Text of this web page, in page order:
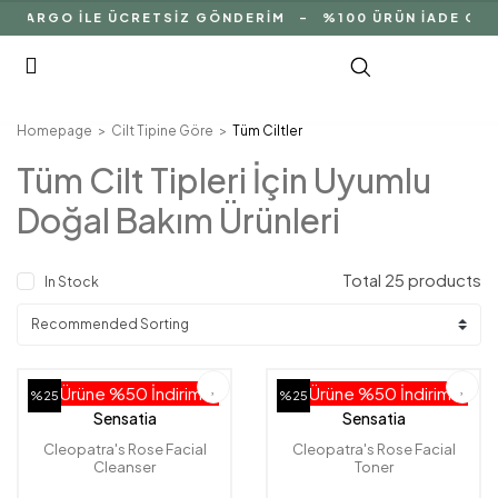
İLE ÜCRETSİZ GÖNDERİM - %100 ÜRÜN İADE
Homepage Cilt Tipine Göre Tüm Ciltler
Tüm Cilt Tipleri İçin Uyumlu
Doğal Bakım Ürünleri
In Stock Total 25 products
%25
2. Ürüne %50 İndirim!
Sensatia
Cleopatra's Rose Facial
Cleanser
%25
2. Ürüne %50 İndirim!
Sensatia
Cleopatra's Rose Facial
Toner